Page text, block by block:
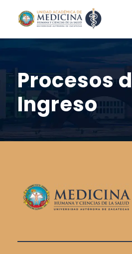
Procesos
Ingreso